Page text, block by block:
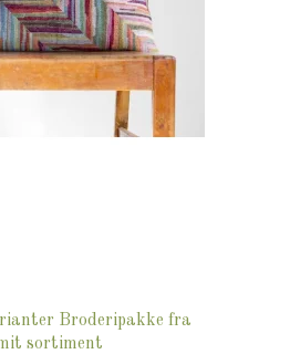
Broderipakke fra
sortiment